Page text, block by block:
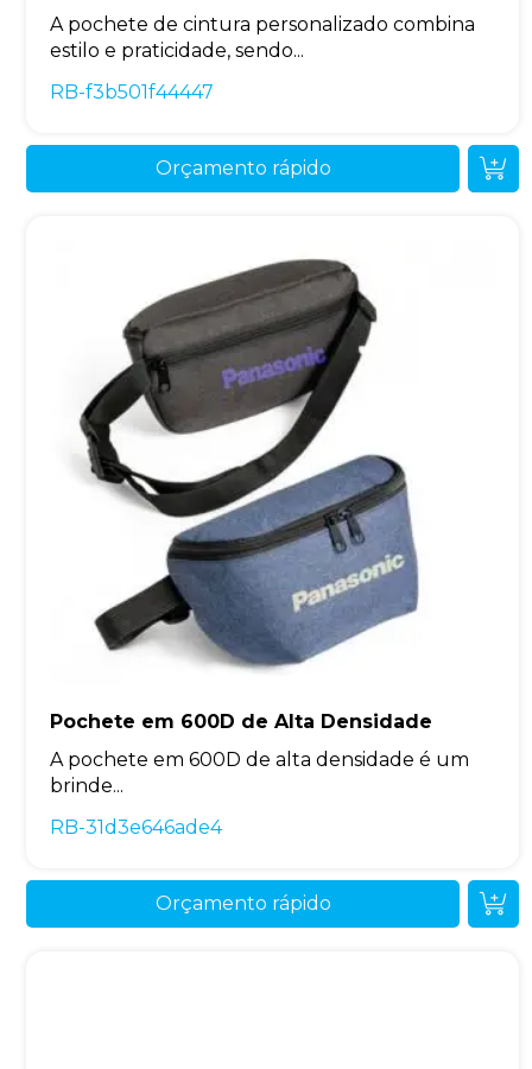
A pochete de cintura personalizado combina
estilo e praticidade, sendo...
RB-f3b501f44447
Orçamento rápido
Pochete em 600D de Alta Densidade
A pochete em 600D de alta densidade é um
brinde...
RB-31d3e646ade4
Orçamento rápido